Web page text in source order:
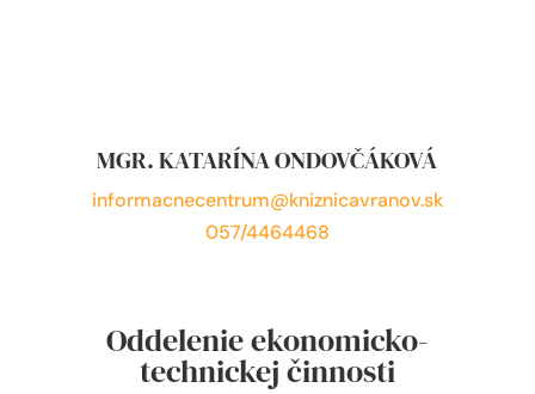
MGR. KATARÍNA ONDOVČÁKOVÁ
informacnecentrum@kniznicavranov.sk
057/4464468
Oddelenie ekonomicko-
technickej činnosti